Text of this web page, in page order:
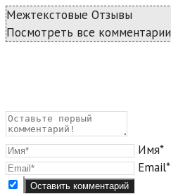
Межтекстовые Отзывы
Посмотреть все комментарии
Имя*
Email*